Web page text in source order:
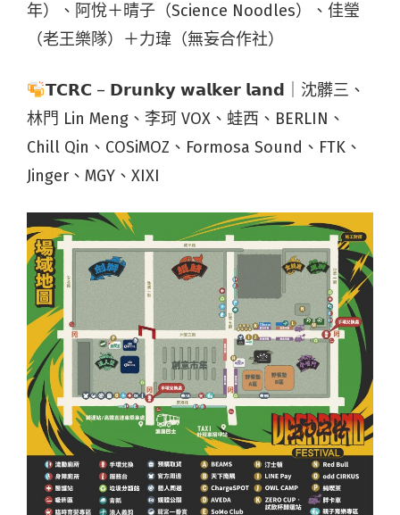
年）、阿悅＋晴子（Science Noodles）、佳瑩
（老王樂隊）＋力瑋（無妄合作社）
𝗧𝗖𝗥𝗖 – 𝗗𝗿𝘂𝗻𝗸𝘆 𝘄𝗮𝗹𝗸𝗲𝗿 𝗹𝗮𝗻𝗱｜沈髒三、
林門 Lin Meng、李珂 VOX、蛙西、BERLIN、
Chill Qin、COSiMOZ、Formosa Sound、FTK、
Jinger、MGY、XIXI